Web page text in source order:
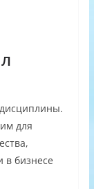
для
в бизнесе